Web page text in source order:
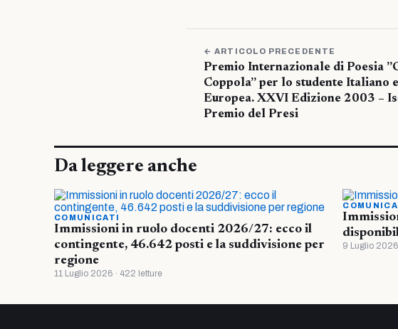
← ARTICOLO PRECEDENTE
Premio Internazionale di Poesia
Coppola” per lo studente Italiano
Europea. XXVI Edizione 2003 –
Premio del Presi
Da leggere anche
COMUNICATI
Immissioni in ruolo docenti 2026/27: ecco il
contingente, 46.642 posti e la suddivisione per
regione
11 Luglio 2026 · 422 letture
9 Luglio